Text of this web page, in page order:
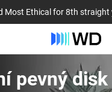
Most Ethical for 8th straight
pevný disk‎